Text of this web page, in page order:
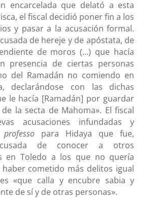
encarcelada que delató a esta
el fiscal decidió poner fin a los
y pasar a la acusación formal.
de hereje y de apóstata, de
de moros (…) que hacía
presencia de ciertas personas
del Ramadán no comiendo en
declarándose con las dichas
le hacía [Ramadán] por guardar
la secta de Mahoma». El fiscal
acusaciones infundadas y
para Hidaya que fue,
de conocer a otros
en Toledo a los que no quería
cometido más delitos igual
«que calla y encubre sabia y
de sí y de otras personas».